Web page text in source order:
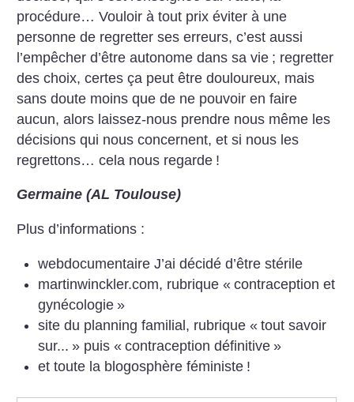
procédure… Vouloir à tout prix éviter à une
personne de regretter ses erreurs, c’est aussi
l’empêcher d’être autonome dans sa vie ; regretter
des choix, certes ça peut être douloureux, mais
sans doute moins que de ne pouvoir en faire
aucun, alors laissez-nous prendre nous même les
décisions qui nous concernent, et si nous les
regrettons… cela nous regarde !
Germaine (AL Toulouse)
Plus d’informations :
webdocumentaire J’ai décidé d’être stérile
martinwinckler.com, rubrique « contraception et
gynécologie »
site du planning familial, rubrique « tout savoir
sur... » puis « contraception définitive »
et toute la blogosphère féministe !